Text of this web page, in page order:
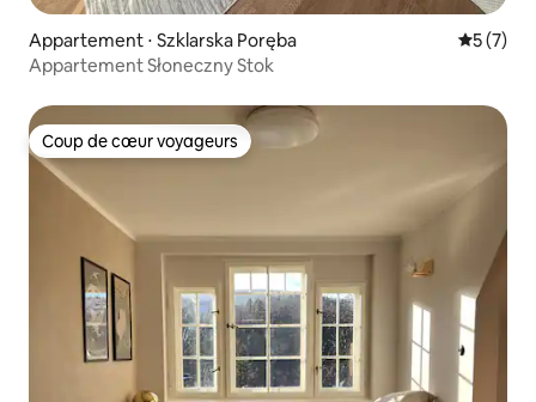
Appartement ⋅ Szklarska Poręba
5 (7)
Appartement Słoneczny Stok
Coup de cœur voyageurs
Coup de cœur voyageurs